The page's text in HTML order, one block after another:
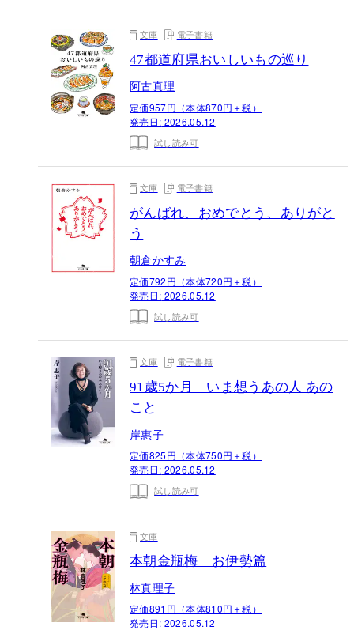
文庫 電子書籍
47都道府県おいしいもの巡り
阿古真理
定価957円（本体870円＋税）
発売日: 2026.05.12
試し読み可
文庫 電子書籍
がんばれ、おめでとう、ありがと
う
朝倉かすみ
定価792円（本体720円＋税）
発売日: 2026.05.12
試し読み可
文庫 電子書籍
91歳5か月 いま想うあの人 あの
こと
岸惠子
定価825円（本体750円＋税）
発売日: 2026.05.12
試し読み可
文庫
本朝金瓶梅 お伊勢篇
林真理子
定価891円（本体810円＋税）
発売日: 2026.05.12